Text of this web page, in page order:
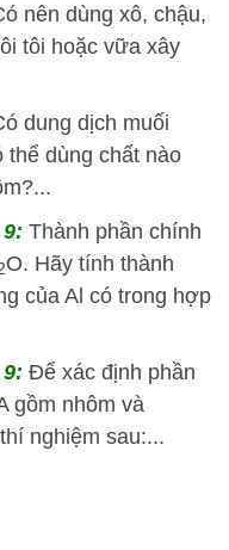
nên dùng xô, chậu,
tôi hoặc vữa xây
dung dịch muối
thể dùng chất nào
Thành phần chính
O. Hãy tính thành
của Al có trong hợp
Để xác định phần
gồm nhôm và
nghiệm sau:...